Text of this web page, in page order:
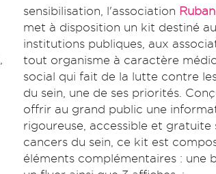
sensibilisation, l'association
met à disposition un kit destiné
institutions publiques, aux
tout organisme à caractère
social qui fait de la lutte contre
du sein, une de ses priorités.
offrir au grand public une
rigoureuse, accessible et gratuite
cancers du sein, ce kit est
éléments complémentaires : une